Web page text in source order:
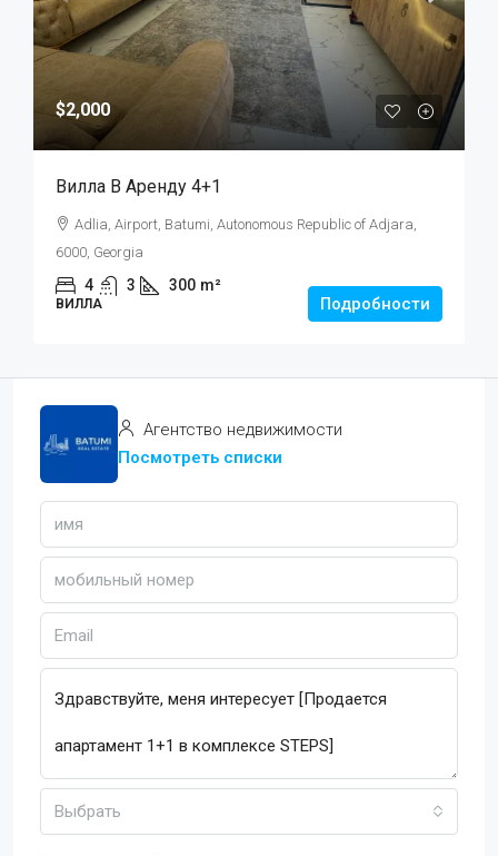
$2,000
Вилла В Аренду 4+1
Adlia, Airport, Batumi, Autonomous Republic of Adjara,
6000, Georgia
4 3 300 m²
ВИЛЛА Подробности
Агентство недвижимости
Посмотреть списки
Выбрать